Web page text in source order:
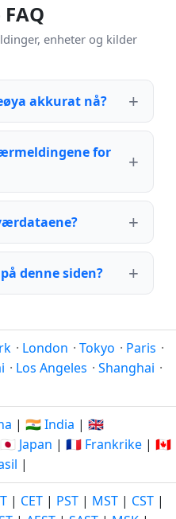
enheter og kilder
akkurat nå?
for
denne siden?
· London · Tokyo · Paris ·
· Los Angeles · Shanghai ·
| 🇮🇳 India | 🇬🇧
🇯🇵 Japan | 🇫🇷 Frankrike | 🇨🇦
|
| CET | PST | MST | CST |